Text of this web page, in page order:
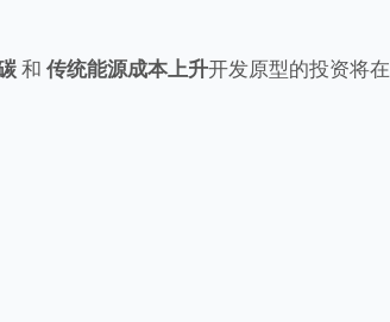
和 传统能源成本上升开发原型的投资将在